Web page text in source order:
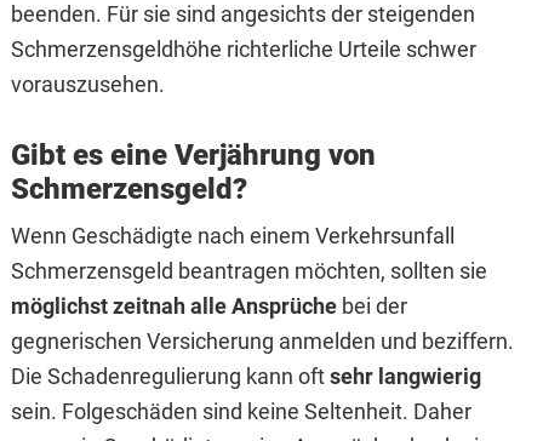
beenden. Für sie sind angesichts der steigenden
Schmerzensgeldhöhe richterliche Urteile schwer
vorauszusehen.
Gibt es eine Verjährung von
Schmerzensgeld?
Wenn Geschädigte nach einem Verkehrsunfall
Schmerzensgeld beantragen möchten, sollten sie
möglichst zeitnah alle Ansprüchebei der
gegnerischen Versicherung anmelden und beziffern.
Die Schadenregulierung kann oftsehr langwierig
sein. Folgeschäden sind keine Seltenheit. Daher